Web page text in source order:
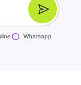
Whatsapp